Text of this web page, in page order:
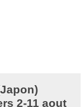
2-11 aout